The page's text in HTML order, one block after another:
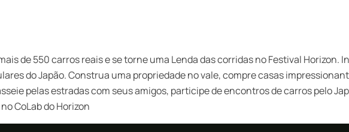
de 550 carros reais e se torne uma Lenda das corridas no Festival Horizon.
do Japão. Construa uma propriedade no vale, compre casas
pelas estradas com seus amigos, participe de encontros de carros pelo
CoLab do Horizon